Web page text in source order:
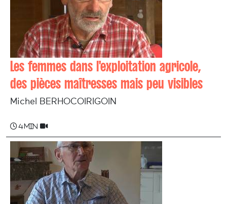
Les femmes dans l'exploitation agricole,
des pièces maîtresses mais peu visibles
Michel BERHOCOIRIGOIN
4 min